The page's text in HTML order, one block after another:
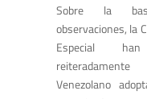
Sobre la
observaciones, la
Especial han
Venezolano